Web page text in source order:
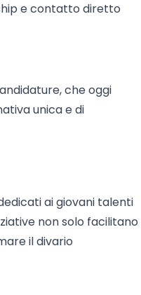
e contatto diretto
che oggi
unica e di
ai giovani talenti
non solo facilitano
il divario